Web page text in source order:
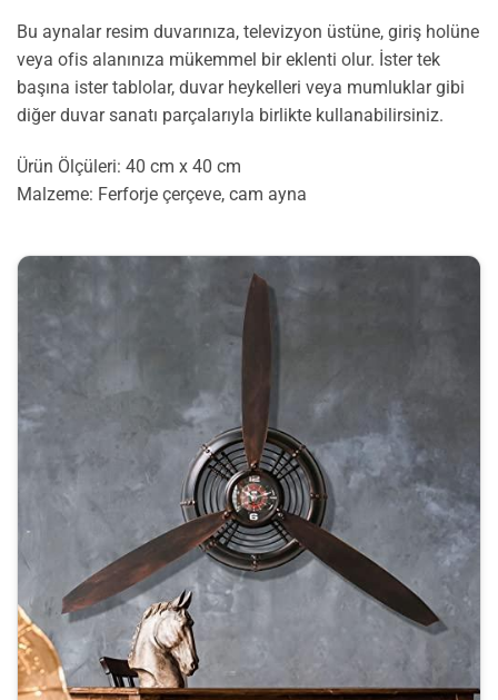
Bu aynalar resim duvarınıza, televizyon üstüne, giriş holüne
veya ofis alanınıza mükemmel bir eklenti olur. İster tek
başına ister tablolar, duvar heykelleri veya mumluklar gibi
diğer duvar sanatı parçalarıyla birlikte kullanabilirsiniz.
Ürün Ölçüleri: 40 cm x 40 cm
Malzeme: Ferforje çerçeve, cam ayna